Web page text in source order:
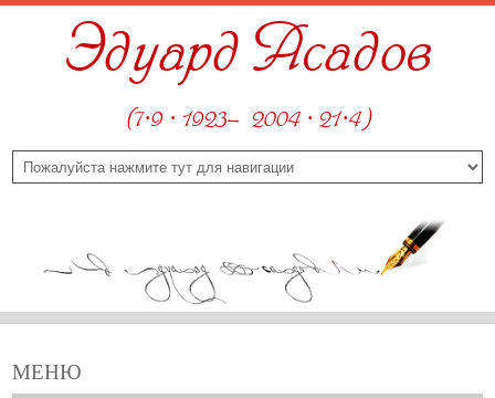
Эдуард Асадов
(7·9 · 1923—2004 · 21·4)
МЕНЮ